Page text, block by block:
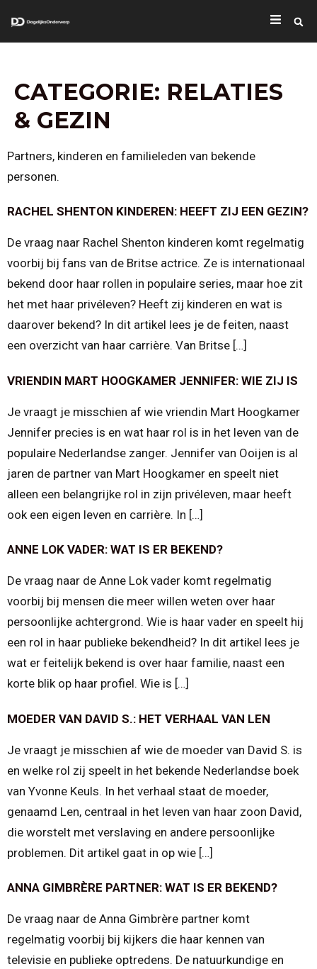
CATEGORIE: RELATIES
& GEZIN
Partners, kinderen en familieleden van bekende
personen.
RACHEL SHENTON KINDEREN: HEEFT ZIJ EEN GEZIN?
De vraag naar Rachel Shenton kinderen komt regelmatig
voorbij bij fans van de Britse actrice. Ze is internationaal
bekend door haar rollen in populaire series, maar hoe zit
het met haar privéleven? Heeft zij kinderen en wat is
daarover bekend? In dit artikel lees je de feiten, naast
een overzicht van haar carrière. Van Britse […]
VRIENDIN MART HOOGKAMER JENNIFER: WIE ZIJ IS
Je vraagt je misschien af wie vriendin Mart Hoogkamer
Jennifer precies is en wat haar rol is in het leven van de
populaire Nederlandse zanger. Jennifer van Ooijen is al
jaren de partner van Mart Hoogkamer en speelt niet
alleen een belangrijke rol in zijn privéleven, maar heeft
ook een eigen leven en carrière. In […]
ANNE LOK VADER: WAT IS ER BEKEND?
De vraag naar de Anne Lok vader komt regelmatig
voorbij bij mensen die meer willen weten over haar
persoonlijke achtergrond. Wie is haar vader en speelt hij
een rol in haar publieke bekendheid? In dit artikel lees je
wat er feitelijk bekend is over haar familie, naast een
korte blik op haar profiel. Wie is […]
MOEDER VAN DAVID S.: HET VERHAAL VAN LEN
Je vraagt je misschien af wie de moeder van David S. is
en welke rol zij speelt in het bekende Nederlandse boek
van Yvonne Keuls. In het verhaal staat de moeder,
genaamd Len, centraal in het leven van haar zoon David,
die worstelt met verslaving en andere persoonlijke
problemen. Dit artikel gaat in op wie […]
ANNA GIMBRÈRE PARTNER: WAT IS ER BEKEND?
De vraag naar de Anna Gimbrère partner komt
regelmatig voorbij bij kijkers die haar kennen van
televisie en publieke optredens. De natuurkundige en